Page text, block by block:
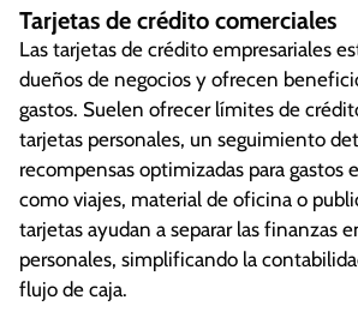
Tarjetas de crédito comerciales
Las tarjetas de crédito empresariales
dueños de negocios y ofrecen
gastos. Suelen ofrecer límites de
tarjetas personales, un seguimiento
recompensas optimizadas para gastos
como viajes, material de oficina o
tarjetas ayudan a separar las finanzas
personales, simplificando la
flujo de caja.